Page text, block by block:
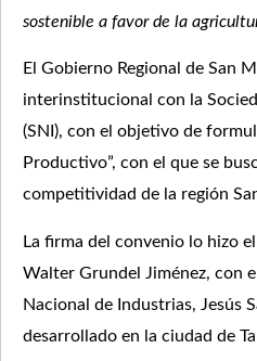
sostenible a favor de la
El Gobierno Regional de San
interinstitucional con la
(SNI), con el objetivo de
Productivo”, con el que se
competitividad de la región
La firma del convenio lo hizo
Walter Grundel Jiménez, con
Nacional de Industrias, Jesús
desarrollado en la ciudad de